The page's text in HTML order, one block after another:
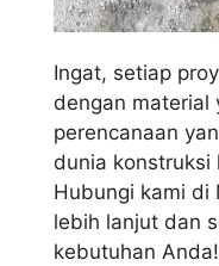
Ingat, setiap
dengan material
perencanaan
dunia
Hubungi kami di
lebih lanjut dan
kebutuhan Anda!